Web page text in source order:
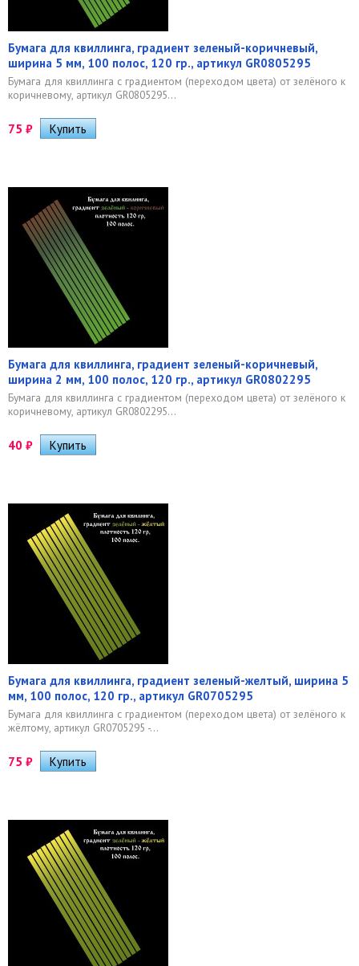
Бумага для квиллинга, градиент зеленый-коричневый,
ширина 5 мм, 100 полос, 120 гр., артикул GR0805295
Бумага для квиллинга с градиентом (переходом цвета) от зелёного к
коричневому, артикул GR0805295...
75 ₽
Бумага для квиллинга, градиент зеленый-коричневый,
ширина 2 мм, 100 полос, 120 гр., артикул GR0802295
Бумага для квиллинга с градиентом (переходом цвета) от зелёного к
коричневому, артикул GR0802295...
40 ₽
Бумага для квиллинга, градиент зеленый-желтый, ширина 5
мм, 100 полос, 120 гр., артикул GR0705295
Бумага для квиллинга с градиентом (переходом цвета) от зелёного к
жёлтому, артикул GR0705295 -...
75 ₽